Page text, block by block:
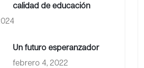
calidad de educación
Un futuro esperanzador
febrero 4, 2022